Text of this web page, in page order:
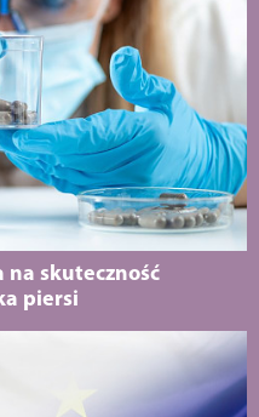
skuteczność
piersi